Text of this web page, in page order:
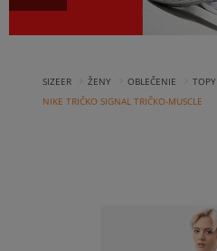
SIZEER ŽENY OBLEČENIE TOPY
NIKE TRIČKO SIGNAL TRIČKO-MUSCLE